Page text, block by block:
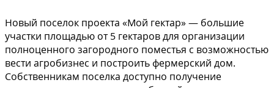
Новый поселок проекта «Мой гектар» — большие
участки площадью от 5 гектаров для организации
полноценного загородного поместья с возможностью
вести агробизнес и построить фермерский дом.
Собственникам поселка доступно получение